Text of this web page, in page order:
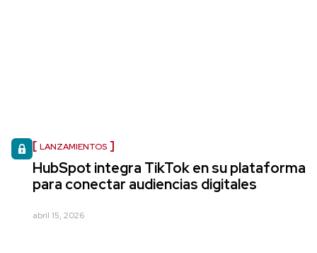
LANZAMIENTOS
HubSpot integra TikTok en su plataforma
para conectar audiencias digitales
abril 15, 2026